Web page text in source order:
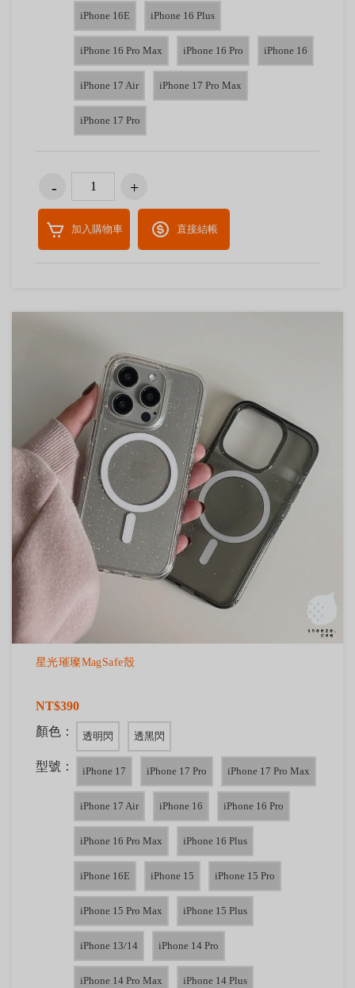
iPhone 16E iPhone 16 Plus
iPhone 16 Pro Max iPhone 16 Pro iPhone 16
iPhone 17 Air iPhone 17 Pro Max
iPhone 17 Pro
加入購物車 直接結帳
星光璀璨MagSafe殼
NT$390
顏色：
透明閃 透黑閃
型號： iPhone 17 iPhone 17 Pro iPhone 17 Pro Max
iPhone 17 Air iPhone 16 iPhone 16 Pro
iPhone 16 Pro Max iPhone 16 Plus
iPhone 16E iPhone 15 iPhone 15 Pro
iPhone 15 Pro Max iPhone 15 Plus
iPhone 13/14 iPhone 14 Pro
iPhone 14 Pro Max iPhone 14 Plus